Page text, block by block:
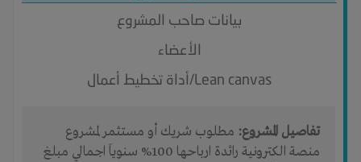
بيانات صاحب المشروع
الأعضاء
Lean canvas/أداة تخطيط أعمال
تفاصيل المشروع: مطلوب شريك أو مستثمر لمشروع
منصة الكترونية رائدة ارباحها 100% سنوياَ اجمالي مبلغ